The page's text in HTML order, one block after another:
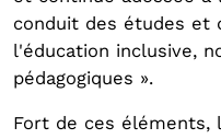
conduit des études et
l'éducation inclusive,
pédagogiques ».
Fort de ces éléments,